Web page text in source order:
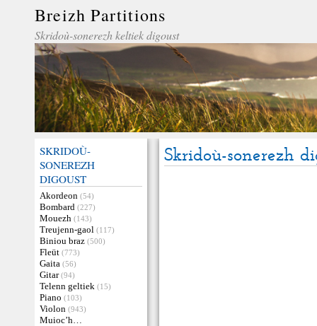
Breizh Partitions
Skridoù-sonerezh keltiek digoust
SKRIDOÙ-
SONEREZH
DIGOUST
Akordeon (54)
Bombard (227)
Mouezh (143)
Treujenn-gaol (117)
Biniou braz (500)
Fleüt (773)
Gaita (56)
Gitar (94)
Telenn geltiek (15)
Piano (103)
Violon (943)
Muioc’h…
Skridoù-sonerezh